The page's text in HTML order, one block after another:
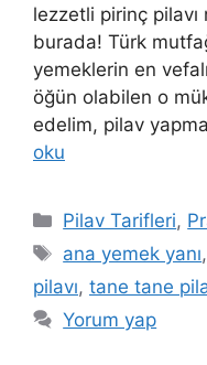
lezzetli pirinç pilavı
burada! Türk
yemeklerin en
öğün olabilen o
edelim, pilav
oku
Kategoriler
Pilav Tarifleri,
Etiketler
ana yemek yanı,
pilavı, tane tane
Yorum yap